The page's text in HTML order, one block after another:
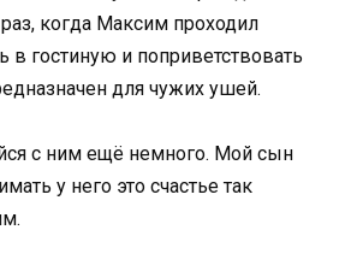
когда Максим проходил
гостиную и поприветствовать
для чужих ушей.
с ним ещё немного. Мой сын
у него это счастье так